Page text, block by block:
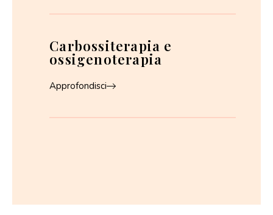
Carbossiterapia e
ossigenoterapia
Approfondisci